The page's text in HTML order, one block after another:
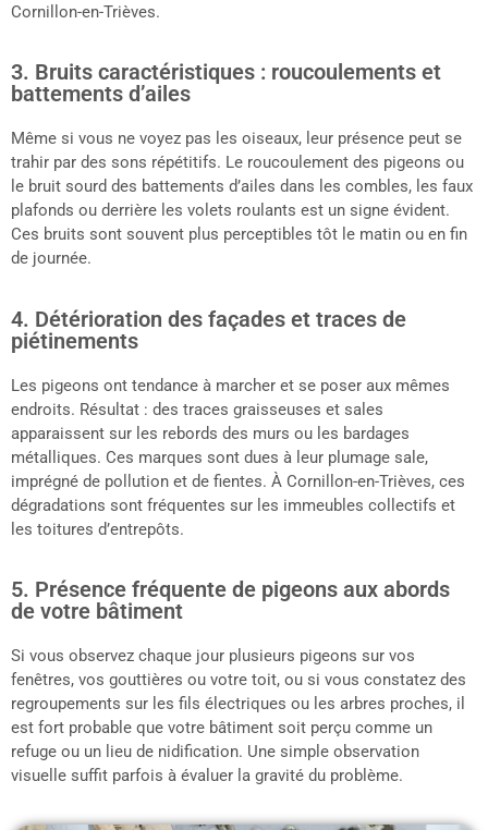
Cornillon-en-Trièves.
3. Bruits caractéristiques : roucoulements et
battements d’ailes
Même si vous ne voyez pas les oiseaux, leur présence peut se
trahir par des sons répétitifs. Le roucoulement des pigeons ou
le bruit sourd des battements d’ailes dans les combles, les faux
plafonds ou derrière les volets roulants est un signe évident.
Ces bruits sont souvent plus perceptibles tôt le matin ou en fin
de journée.
4. Détérioration des façades et traces de
piétinements
Les pigeons ont tendance à marcher et se poser aux mêmes
endroits. Résultat : des traces graisseuses et sales
apparaissent sur les rebords des murs ou les bardages
métalliques. Ces marques sont dues à leur plumage sale,
imprégné de pollution et de fientes. À Cornillon-en-Trièves, ces
dégradations sont fréquentes sur les immeubles collectifs et
les toitures d’entrepôts.
5. Présence fréquente de pigeons aux abords
de votre bâtiment
Si vous observez chaque jour plusieurs pigeons sur vos
fenêtres, vos gouttières ou votre toit, ou si vous constatez des
regroupements sur les fils électriques ou les arbres proches, il
est fort probable que votre bâtiment soit perçu comme un
refuge ou un lieu de nidification. Une simple observation
visuelle suffit parfois à évaluer la gravité du problème.